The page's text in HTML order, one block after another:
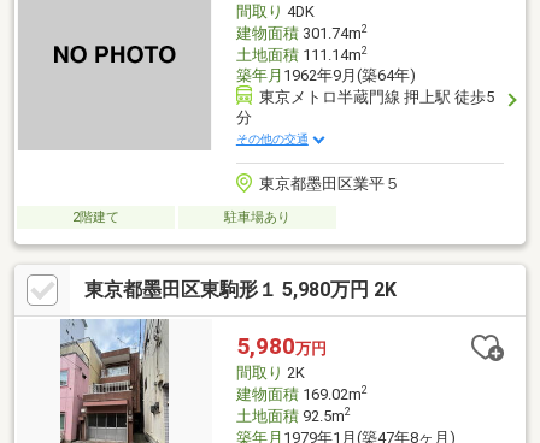
間取り 4DK
建物面積301.74m2
土地面積111.14m2
築年月 1962年9月(築64年)
東京メトロ半蔵門線 押上駅 徒歩5
分
その他の交通
東京都墨田区業平５
2階建て 駐車場あり
東京都墨田区東駒形１ 5,980万円 2K
5,980万円
間取り 2K
建物面積169.02m2
土地面積92.5m2
築年月 1979年1月(築47年8ヶ月)